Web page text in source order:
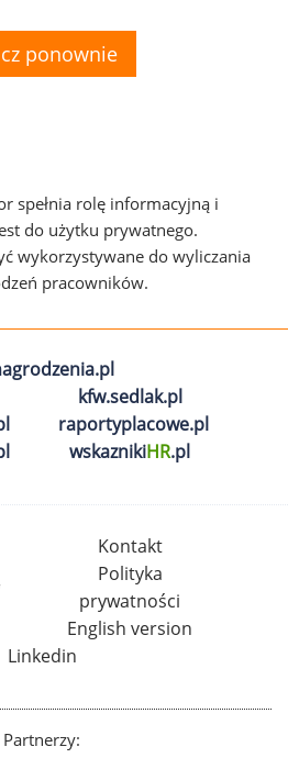
ponownie
spełnia rolę informacyjną i
do użytku prywatnego.
wykorzystywane do wyliczania
pracowników.
kfw.sedlak.pl
raportyplacowe.pl
wskaznikiHR.pl
Kontakt
Polityka
prywatności
English version
Linkedin
Partnerzy: